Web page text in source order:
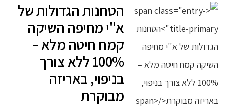
הטחנות הגדולות של
א"י מחיפה השיקה
קמח חיטה מלא –
100% ללא צורך
בניפוי, באריזה
מבוקרת